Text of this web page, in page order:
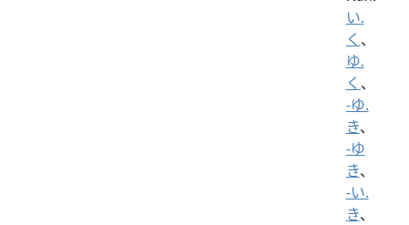
い.
く 、
ゆ.
く 、
-ゆ.
き、
-ゆ
き、
-い.
き、